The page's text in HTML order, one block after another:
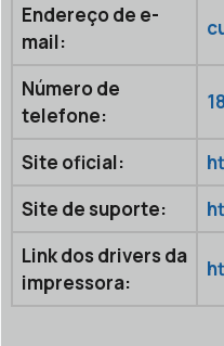
Endereço de e-
mail:
Número de
telefone:
Site oficial:
Site de suporte:
Link dos drivers da
impressora: